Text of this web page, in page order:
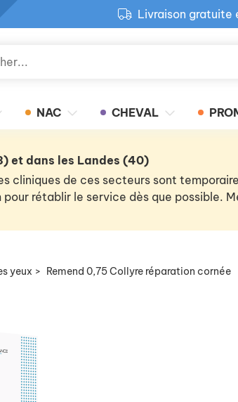
Livraison gratuite
Retour
NAC CHEVAL
et dans les Landes (40)
cliniques de ces secteurs sont
pour rétablir le service dès que possible.
yeux > Remend 0,75 Collyre réparation cornée